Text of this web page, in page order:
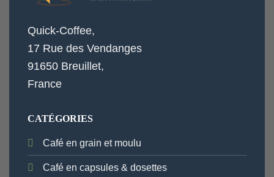
Quick-Coffee,
17 Rue des Vendanges
91650 Breuillet,
France
CATÉGORIES
Café en grain et moulu
Café en capsules & dosettes